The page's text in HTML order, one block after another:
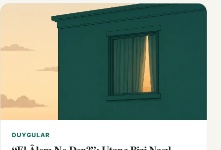
DUYGULAR